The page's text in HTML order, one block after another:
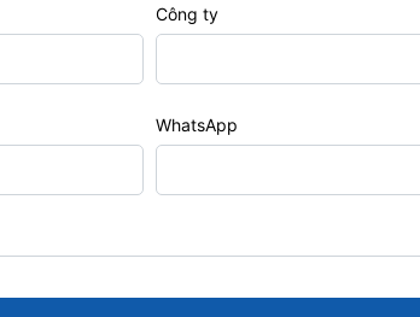
Công ty
WhatsApp